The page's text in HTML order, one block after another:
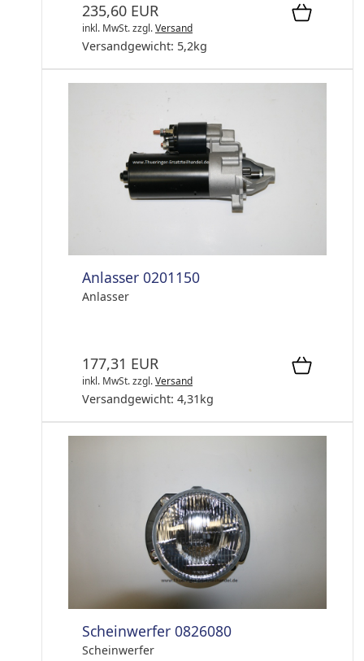
235,60 EUR
inkl. MwSt.zzgl.Versand
Versandgewicht: 5,2kg
Anlasser 0201150
Anlasser
177,31 EUR
inkl. MwSt.zzgl.Versand
Versandgewicht: 4,31 kg
Scheinwerfer 0826080
Scheinwerfer